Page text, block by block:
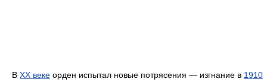
В XX веке орден испытал новые потрясения — изгнание в 1910